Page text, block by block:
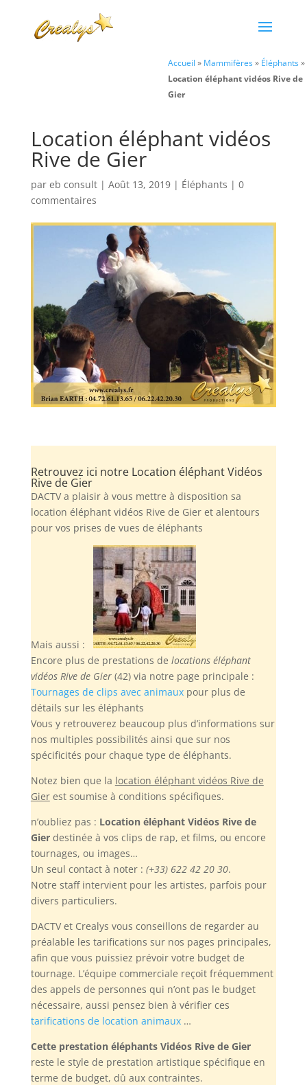
Accueil » Mammifères» Éléphants»
Location éléphant vidéos Rive de
Gier
Location éléphant vidéos
Rive de Gier
par eb consult| Août 13, 2019| Éléphants | 0
commentaires
Retrouvez ici notre Location éléphant Vidéos
Rive de Gier
DACTV a plaisir à vous mettre à disposition sa
location éléphant vidéos Rive de Gier et alentours
pour vos prises de vues de éléphants
Mais aussi :
Encore plus de prestations de locations éléphant
vidéos Rive de Gier(42) via notre page principale :
Tournages de clips avec animauxpour plus de
détails sur les éléphants
Vous y retrouverez beaucoup plus d’informations sur
nos multiples possibilités ainsi que sur nos
spécificités pour chaque type de éléphants.
Notez bien que la location éléphant vidéos Rive de
Gierest soumise à conditions spécifiques.
n’oubliez pas : Location éléphant Vidéos Rive de
Gierdestinée à vos clips de rap, et films, ou encore
tournages, ou images…
Un seul contact à noter : (+33) 622 42 20 30.
Notre staff intervient pour les artistes, parfois pour
divers particuliers.
DACTV et Crealys vous conseillons de regarder au
préalable les tarifications sur nos pages principales,
afin que vous puissiez prévoir votre budget de
tournage. L’équipe commerciale reçoit fréquemment
des appels de personnes qui n’ont pas le budget
nécessaire, aussi pensez bien à vérifier ces
tarifications de location animaux…
Cette prestation éléphants Vidéos Rive de Gier
reste le style de prestation artistique spécifique en
terme de budget, dû aux contraintes.